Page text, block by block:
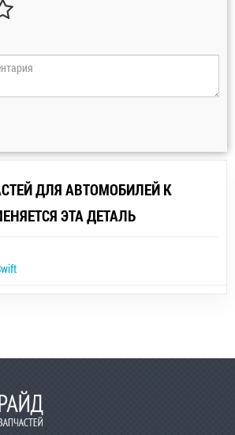
ДЛЯ АВТОМОБИЛЕЙ К
ЭТА ДЕТАЛЬ